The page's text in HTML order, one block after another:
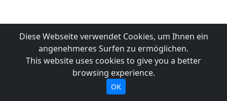
Diese Webseite verwendet Cookies, um Ihnen ein
angenehmeres Surfen zu ermöglichen.
This website uses cookies to give you a better
browsing experience.
OK